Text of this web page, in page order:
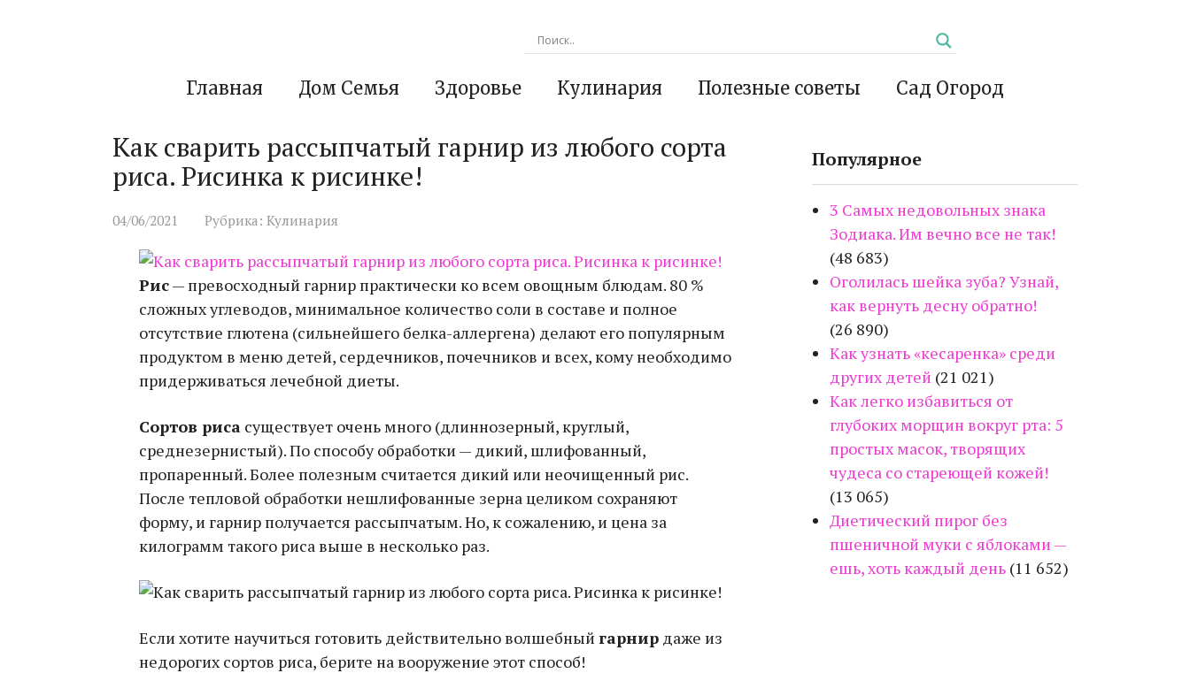
Главная Дом Семья Здоровье Кулинария Полезные советы Сад Огород
Как сварить рассыпчатый гарнир из любого сорта
риса. Рисинка к рисинке!
04/06/2021 Рубрика: Кулинария
Рис— превосходный гарнир практически ко всем овощным блюдам. 80 %
сложных углеводов, минимальное количество соли в составе и полное
отсутствие глютена (сильнейшего белка-аллергена) делают его популярным
продуктом в меню детей, сердечников, почечников и всех, кому необходимо
придерживаться лечебной диеты.
Сортов риса существует очень много (длиннозерный, круглый,
среднезернистый). По способу обработки — дикий, шлифованный,
пропаренный. Более полезным считается дикий или неочищенный рис.
После тепловой обработки нешлифованные зерна целиком сохраняют
форму, и гарнир получается рассыпчатым. Но, к сожалению, и цена за
килограмм такого риса выше в несколько раз.
Если хотите научиться готовить действительно волшебный гарнир даже из
недорогих сортов риса, берите на вооружение этот способ!
Популярное
3 Самых недовольных знака
Зодиака. Им вечно все не так!
(48 683)
Оголилась шейка зуба? Узнай,
как вернуть десну обратно!
(26 890)
Как узнать «кесаренка» среди
других детей (21 021)
Как легко избавиться от
глубоких морщин вокруг рта: 5
простых масок, творящих
чудеса со стареющей кожей!
(13 065)
Диетический пирог без
пшеничной муки с яблоками —
ешь, хоть каждый день (11 652)